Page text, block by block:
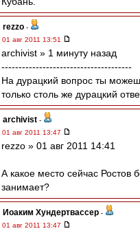
rezzo -
01 авг 2011 13:51
archivist » 1 минуту назад
--------------------------------------
На дурацкий вопрос ты
только столь же дурацкий
archivist -
01 авг 2011 13:47
rezzo » 01 авг 2011 14:41
А какое место сейчас Ростов
занимает?
Иоаким Хундертвассер -
01 авг 2011 13:47